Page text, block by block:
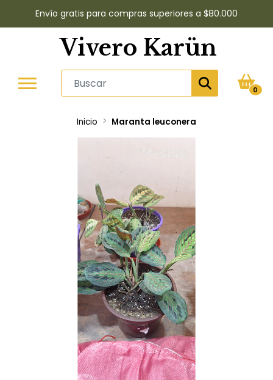
Envío gratis para compras superiores a $80.000
Vivero Karün
0
Inicio Maranta leuconera